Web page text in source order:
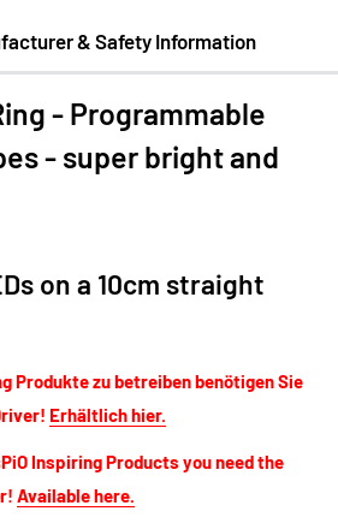
& Safety Information
- Programmable
- super bright and
on a 10cm straight
Produkte zu betreiben benötigen Sie
Erhältlich hier.
Inspiring Products you need the
Available here.